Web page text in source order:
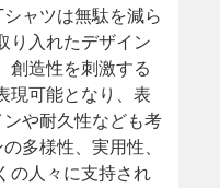
ャツは無駄を減ら
り入れたデザイン
創造性を刺激する
現可能となり、表
や耐久性なども考
多様性、実用性、
の人々に支持され